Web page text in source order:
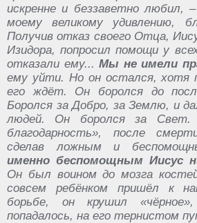
искренне и беззаветно любил,
моему великому удивлению,
Получив отказ своего Отца,
Изидора, попросил помощи у
отказали ему...Мы не имели
ему уйти. Но он остался, хотя
его ждёт. Он боролся до
Боролся за Добро, за Землю, и
людей. Он боролся за
благодарность», после
сделав ложным и
именно беспомощным Иисус
Он был воином до мозга
совсем ребёнком пришёл к
борьбе, он крушил
попадалось, на его тернистом